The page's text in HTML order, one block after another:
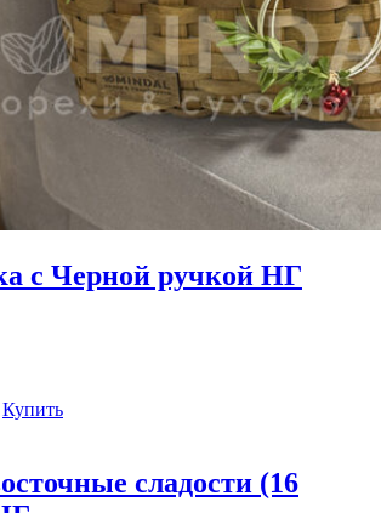
с Черной ручкой НГ
Купить
сладости (16